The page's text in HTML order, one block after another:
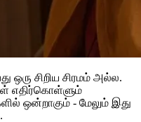
சிறிய சிரமம் அல்ல.
எதிர்கொள்ளும்
ஒன்றாகும் - மேலும் இது